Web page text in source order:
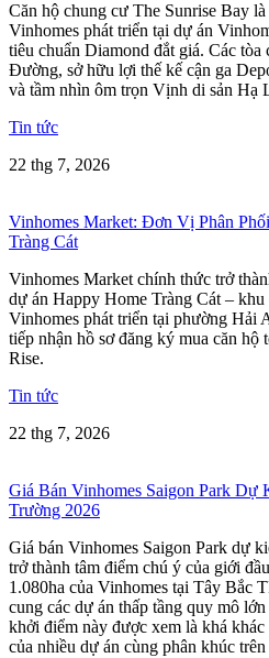
Căn hộ chung cư The Sunrise Bay
Vinhomes phát triển tại dự án
tiêu chuẩn Diamond đắt giá. Các
Đường, sở hữu lợi thế kế cận ga
và tầm nhìn ôm trọn Vịnh di sản Hạ
Tin tức
22 thg 7, 2026
Vinhomes Market: Đơn Vị Phân
Tràng Cát
Vinhomes Market chính thức trở
dự án Happy Home Tràng Cát –
Vinhomes phát triển tại phường Hải
tiếp nhận hồ sơ đăng ký mua căn
Rise.
Tin tức
22 thg 7, 2026
Giá Bán Vinhomes Saigon Park
Trường 2026
Giá bán Vinhomes Saigon Park dự
trở thành tâm điểm chú ý của giới
1.080ha của Vinhomes tại Tây Bắc
cung các dự án thấp tầng quy mô
khởi điểm này được xem là khá
của nhiều dự án cùng phân khúc